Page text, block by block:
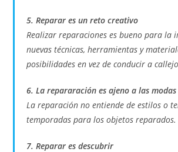
5. Reparar es un reto creativo
Realizar reparaciones es bueno para la
nuevas técnicas, herramientas y
posibilidades en vez de conducir a
6. La repararación es ajeno a las modas
La reparación no entiende de estilos o
temporadas para los objetos reparados.
7. Reparar es descubrir